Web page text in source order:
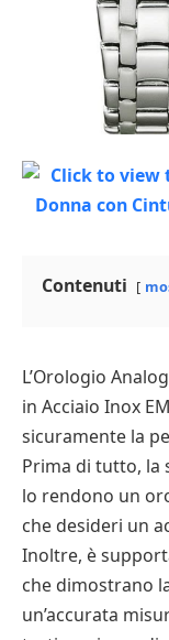
Contenuti
L’Orologio
in Acciaio Inox
sicuramente la
Prima di tutto, la
lo rendono un
che desideri un
Inoltre, è
che dimostrano
un’accurata